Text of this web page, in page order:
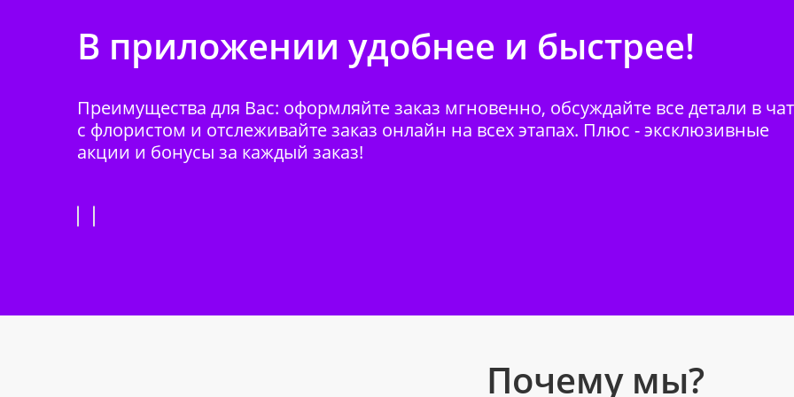
В приложении удобнее и быстрее!
Преимущества для Вас: оформляйте заказ мгновенно, обсуждайте все детали в
с флористом и отслеживайте заказ онлайн на всех этапах. Плюс - эксклюзивные
акции и бонусы за каждый заказ!
Почему мы?